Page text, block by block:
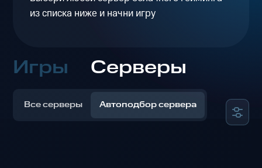
из списка ниже и начни игру
Игры Серверы
Все серверы Автоподбор сервера